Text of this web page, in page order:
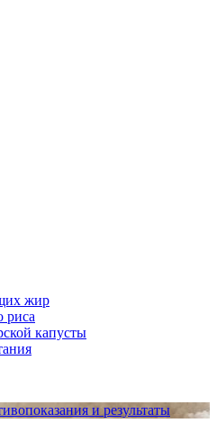
жир
риса
капусты
и результаты